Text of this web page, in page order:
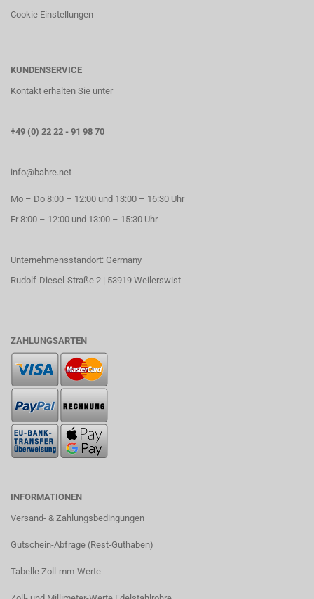
Cookie Einstellungen
KUNDENSERVICE
Kontakt erhalten Sie unter
+49 (0) 22 22 - 91 98 70
info@bahre.net
Mo – Do 8:00 – 12:00 und 13:00 – 16:30 Uhr
Fr 8:00 – 12:00 und 13:00 – 15:30 Uhr
Unternehmensstandort: Germany
Rudolf-Diesel-Straße 2 | 53919 Weilerswist
ZAHLUNGSARTEN
INFORMATIONEN
Versand- & Zahlungsbedingungen​
Gutschein-Abfrage (Rest-Guthaben)
Tabelle Zoll-mm-Werte